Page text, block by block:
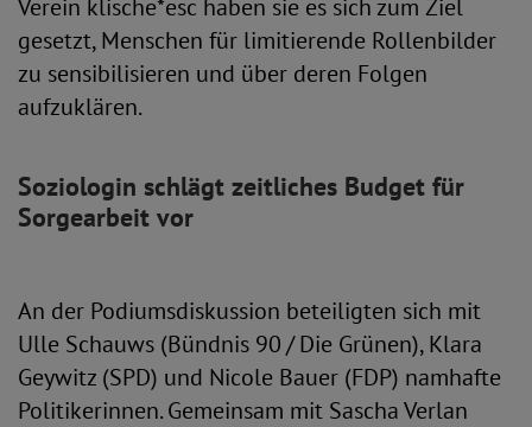
Verein klische*esc haben sie es sich zum Ziel
gesetzt, Menschen für limitierende Rollenbilder
zu sensibilisieren und über deren Folgen
aufzuklären.
Soziologin schlägt zeitliches Budget für
Sorgearbeit vor
An der Podiumsdiskussion beteiligten sich mit
Ulle Schauws (Bündnis 90 / Die Grünen), Klara
Geywitz (SPD) und Nicole Bauer (FDP) namhafte
Politikerinnen. Gemeinsam mit Sascha Verlan